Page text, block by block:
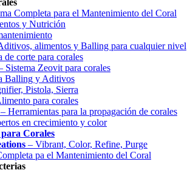
Completa para el Mantenimiento del Coral
y Nutrición
alimentos y Balling para cualquier nivel
de corte para corales
Sistema Zeovit para corales
Balling y Aditivos
Pistola, Sierra
para corales
– Herramientas para la propagación de corales
en crecimiento y color
Corales
– Vibrant, Color, Refine, Purge
pa el Mantenimiento del Coral